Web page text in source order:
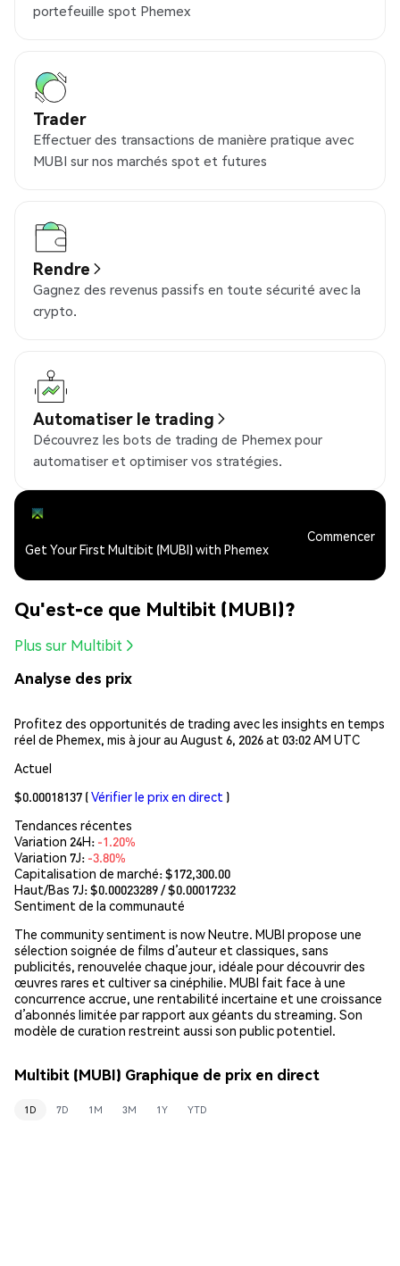
portefeuille spot Phemex
Trader
Effectuer des transactions de manière pratique avec
MUBI sur nos marchés spot et futures
Rendre
Gagnez des revenus passifs en toute sécurité avec la
crypto.
Automatiser le trading
Découvrez les bots de trading de Phemex pour
automatiser et optimiser vos stratégies.
Get Your First Multibit (MUBI) with Phemex
Commencer
Qu'est-ce que Multibit (MUBI)?
Plus sur Multibit
Analyse des prix
Profitez des opportunités de trading avec les insights en temps
réel de Phemex, mis à jour au August 6, 2026 at 03:02 AM UTC
Actuel
$0.00018137 (Vérifier le prix en direct )
Tendances récentes
Variation 24H: -1.20%
Variation 7J: -3.80%
Capitalisation de marché:$172,300.00
Haut/Bas 7J: $0.00023289/ $0.00017232
Sentiment de la communauté
The community sentiment is now Neutre. MUBI propose une
sélection soignée de films d’auteur et classiques, sans
publicités, renouvelée chaque jour, idéale pour découvrir des
œuvres rares et cultiver sa cinéphilie. MUBI fait face à une
concurrence accrue, une rentabilité incertaine et une croissance
d’abonnés limitée par rapport aux géants du streaming. Son
modèle de curation restreint aussi son public potentiel.
Multibit (MUBI) Graphique de prix en direct
1D 7D 1M 3M 1Y YTD